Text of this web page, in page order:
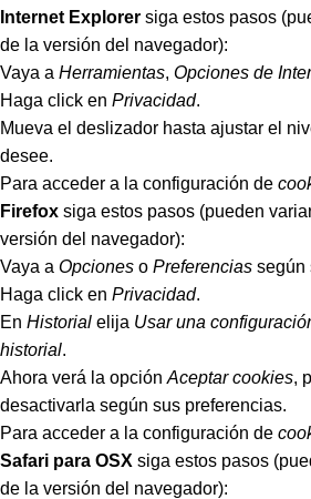
Internet Explorer siga estos pasos
de la versión del navegador):
Vaya a Herramientas, Opciones de
Haga click en Privacidad.
Mueva el deslizador hasta ajustar el
desee.
Para acceder a la configuración de
Firefox siga estos pasos (pueden
versión del navegador):
Vaya a Opciones o Preferencias según
Haga click en Privacidad.
En Historial elija Usar una
historial.
Ahora verá la opción Aceptar cookies,
desactivarla según sus preferencias.
Para acceder a la configuración de
Safari para OSX siga estos pasos
de la versión del navegador):